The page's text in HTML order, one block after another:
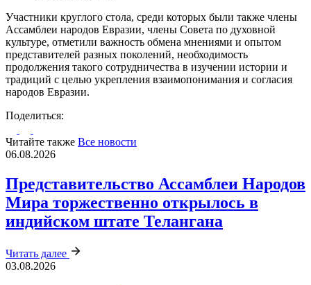
Участники круглого стола, среди которых были также члены
Ассамблеи народов Евразии, члены Совета по духовной
культуре, отметили важность обмена мнениями и опытом
представителей разных поколений, необходимость
продолжения такого сотрудничества в изучении истории и
традиций с целью укрепления взаимопонимания и согласия
народов Евразии.
Поделиться:
Читайте также Все новости
06.08.2026
Представительство Ассамблеи Народов
Мира торжественно открылось в
индийском штате Телангана
Читать далее
03.08.2026